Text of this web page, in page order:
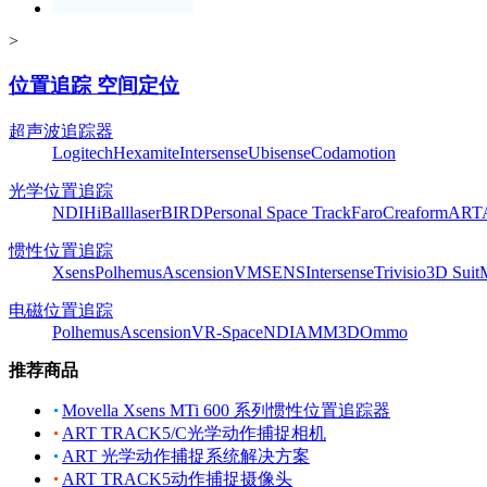
>
位置追踪 空间定位
超声波追踪器
LogitechHexamiteIntersenseUbisenseCodamotion
光学位置追踪
NDIHiBalllaserBIRDPersonal Space TrackFaroCreaformART
惯性位置追踪
XsensPolhemusAscensionVMSENSIntersenseTrivisio3D Suit
电磁位置追踪
PolhemusAscensionVR-SpaceNDIAMM3DOmmo
推荐商品
Movella Xsens MTi 600 系列惯性位置追踪器
ART TRACK5/C光学动作捕捉相机
ART 光学动作捕捉系统解决方案
ART TRACK5动作捕捉摄像头